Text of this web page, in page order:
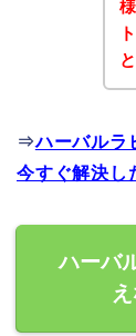
⇒ハーバルラ
今すぐ解決し
ハーバ